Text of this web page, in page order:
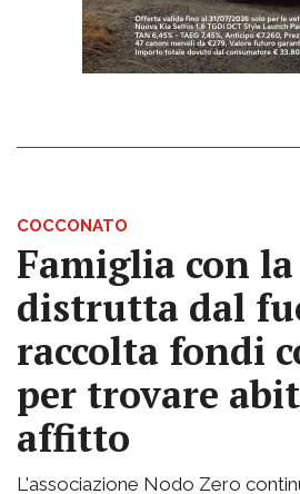
COCCONATO
Famiglia con la
distrutta dal
raccolta fondi
per trovare
affitto
L'associazione Nodo Zero